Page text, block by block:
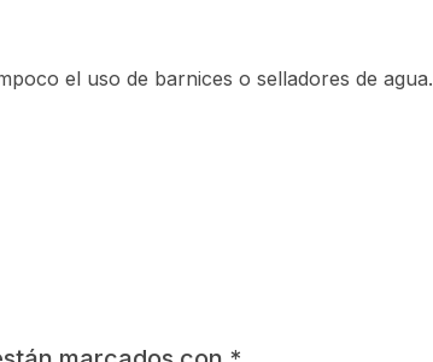
el uso de barnices o selladores de agua.